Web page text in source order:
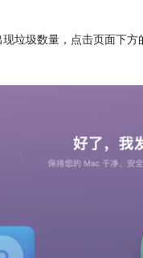
垃圾数量，点击页面下